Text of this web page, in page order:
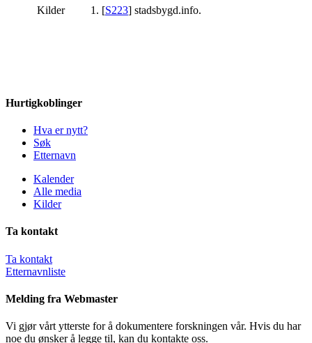
Kilder [S223] stadsbygd.info.
Hurtigkoblinger
Hva er nytt?
Søk
Etternavn
Kalender
Alle media
Kilder
Ta kontakt
Ta kontakt
Etternavnliste
Melding fra Webmaster
Vi gjør vårt ytterste for å dokumentere forskningen vår. Hvis du har
noe du ønsker å legge til, kan du kontakte oss.